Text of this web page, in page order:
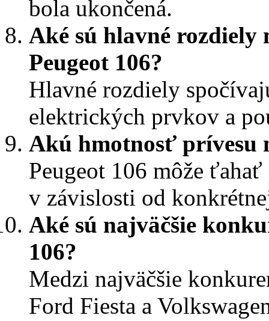
bola ukončená.
Aké sú hlavné
Peugeot 106?
Hlavné rozdiely
elektrických prvkov a
Akú hmotnosť prívesu
Peugeot 106 môže
v závislosti od
Aké sú najväčšie
106?
Medzi najväčšie
Ford Fiesta a